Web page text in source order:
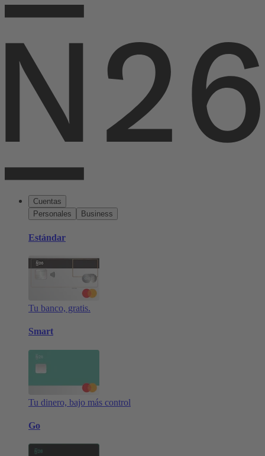
Cuentas
Personales
Business
Estándar
Tu banco, gratis.
Smart
Tu dinero, bajo más control
Go